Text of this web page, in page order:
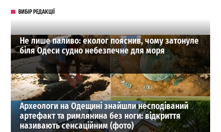
ВИБІР РЕДАКЦІЇ
Не лише паливо: еколог пояснив, чому затонуле
біля Одеси судно небезпечне для моря
Археологи на Одещині знайшли несподіваний
артефакт та римлянина без ноги: відкриття
називають сенсаційним (фото)